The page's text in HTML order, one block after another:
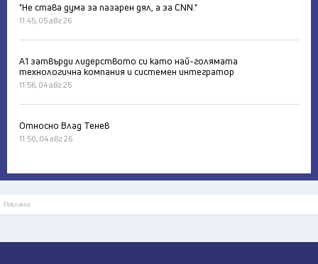
"Не става дума за пазарен дял, а за CNN."
11:45, 05 авг 26
А1 затвърди лидерството си като най-голямата
технологична компания и системен интегратор
11:56, 04 авг 26
Относно Влад Тенев
11:50, 04 авг 26
Реклама